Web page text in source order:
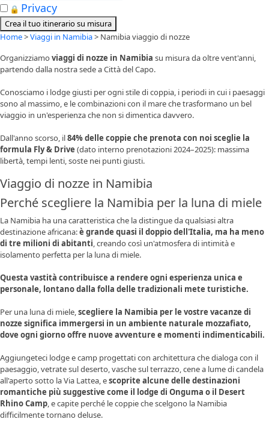
🔒 Privacy
Crea il tuo itinerario su misura
Home>Viaggi in Namibia> Namibia viaggio di nozze
Organizziamo viaggi di nozze in Namibia su misura da oltre vent'anni,
partendo dalla nostra sede a Città del Capo.
Conosciamo i lodge giusti per ogni stile di coppia, i periodi in cui i paesaggi
sono al massimo, e le combinazioni con il mare che trasformano un bel
viaggio in un'esperienza che non si dimentica davvero.
Dall'anno scorso, il84% delle coppie che prenota con noi sceglie la
formula Fly & Drive (dato interno prenotazioni 2024–2025): massima
libertà, tempi lenti, soste nei punti giusti.
Viaggio di nozze in Namibia
Perché scegliere la Namibia per la luna di miele
La Namibia ha una caratteristica che la distingue da qualsiasi altra
destinazione africana:è grande quasi il doppio dell'Italia, ma ha meno
di tre milioni di abitanti, creando così un'atmosfera di intimità e
isolamento perfetta per la luna di miele.
Questa vastità contribuisce a rendere ogni esperienza unica e
personale, lontano dalla folla delle tradizionali mete turistiche.
Per una luna di miele,scegliere la Namibia per le vostre vacanze di
nozze significa immergersi in un ambiente naturale mozzafiato,
dove ogni giorno offre nuove avventure e momenti indimenticabili.
Aggiungeteci lodge e camp progettati con architettura che dialoga con il
paesaggio, vetrate sul deserto, vasche sul terrazzo, cene a lume di candela
all'aperto sotto la Via Lattea, escoprite alcune delle destinazioni
romantiche più suggestive come il lodge di Onguma o il Desert
Rhino Camp, e capite perché le coppie che scelgono la Namibia
difficilmente tornano deluse.